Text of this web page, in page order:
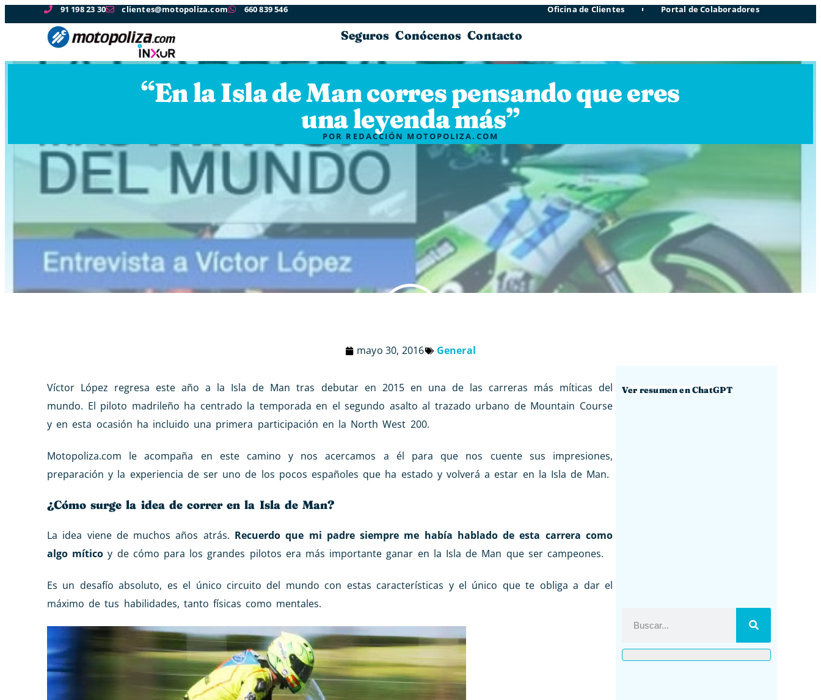
91 198 23 30 clientes@motopoliza.com 660 839 546 Oficina de Clientes Portal de Colaboradores
Seguros Conócenos Contacto
“En la Isla de Man corres pensando que eres
una leyenda más”
POR REDACCIÓN MOTOPOLIZA.COM
mayo 30, 2016 General
Víctor López regresa este año a la Isla de Man tras debutar en 2015 en una de las carreras más míticas del
mundo. El piloto madrileño ha centrado la temporada en el segundo asalto al trazado urbano de Mountain Course
y en esta ocasión ha incluido una primera participación en la North West 200.
Motopoliza.com le acompaña en este camino y nos acercamos a él para que nos cuente sus impresiones,
preparación y la experiencia de ser uno de los pocos españoles que ha estado y volverá a estar en la Isla de Man.
¿Cómo surge la idea de correr en la Isla de Man?
La idea viene de muchos años atrás. Recuerdo que mi padre siempre me había hablado de esta carrera como
algo mítico y de cómo para los grandes pilotos era más importante ganar en la Isla de Man que ser campeones.
Es un desafío absoluto, es el único circuito del mundo con estas características y el único que te obliga a dar el
máximo de tus habilidades, tanto físicas como mentales.
Ver resumen en ChatGPT